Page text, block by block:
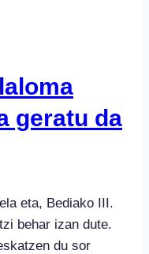
geratu da
eta, Bediako III.
behar izan dute.
du sor